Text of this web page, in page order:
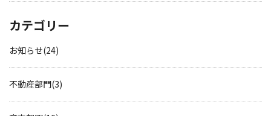
カテゴリー
お知らせ(24)
不動産部門(3)